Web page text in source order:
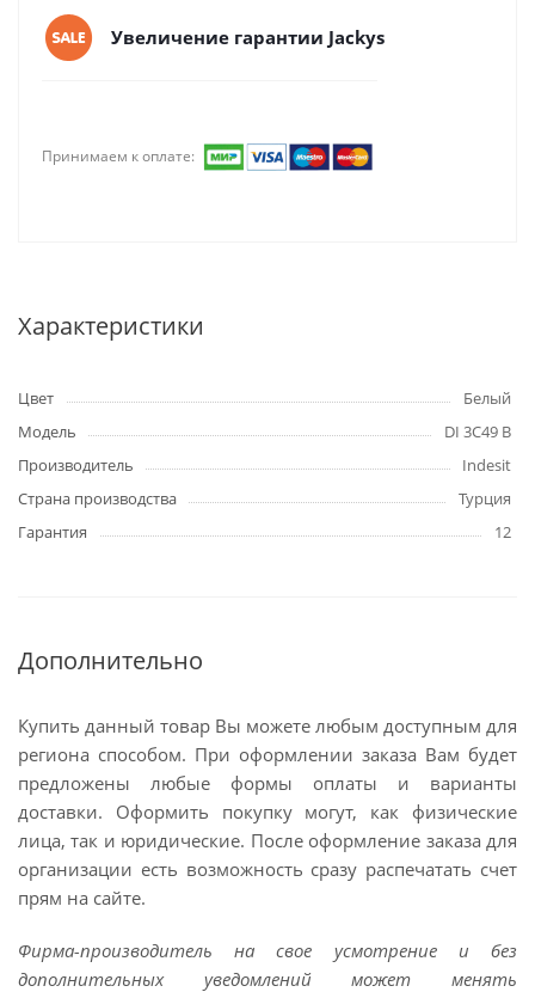
Увеличение гарантии Jackys
Принимаем к оплате:
Характеристики
Цвет
Белый
Модель
DI 3C49 B
Производитель
Indesit
Страна производства
Турция
Гарантия
12
Дополнительно
Купить данный товар Вы можете любым доступным для
региона способом. При оформлении заказа Вам будет
предложены любые формы оплаты и варианты
доставки. Оформить покупку могут, как физические
лица, так и юридические. После оформление заказа для
организации есть возможность сразу распечатать счет
прям на сайте.
Фирма-производитель на свое усмотрение и без
дополнительных уведомлений может менять